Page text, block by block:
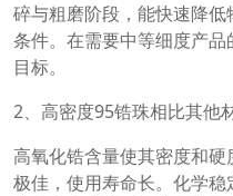
碎与粗磨阶段，能快速降
条件。在需要中等细度产
目标。
2、高密度95锆珠相比其他
高氧化锆含量使其密度和
极佳，使用寿命长。化学